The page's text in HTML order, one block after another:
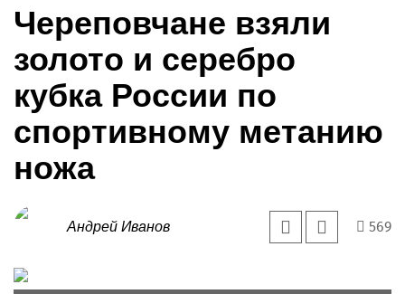
Череповчане взяли
золото и серебро
кубка России по
спортивному метанию
ножа
Андрей Иванов 569